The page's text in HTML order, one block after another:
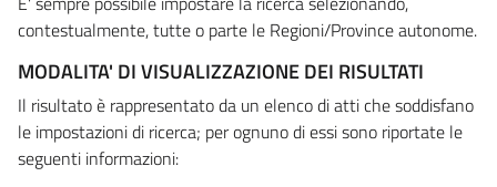
contestualmente, tutte o parte le Regioni/Province autonome.
MODALITA' DI VISUALIZZAZIONE DEI RISULTATI
Il risultato è rappresentato da un elenco di atti che soddisfano
le impostazioni di ricerca; per ognuno di essi sono riportate le
seguenti informazioni: